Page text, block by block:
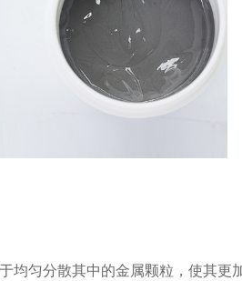
匀分散其中的金属颗粒，使其更加